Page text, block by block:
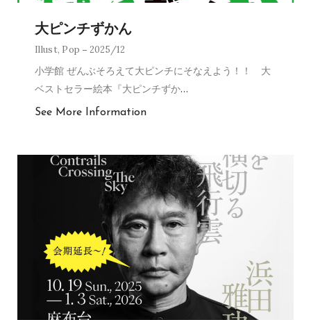
大ピンチずかん
Illust, Pop 2025/12
小学館 ぜんぶそろえて大ピンチにそなえよう！！ 大
ベストセラー絵本『大ピンチずか…
See More Information